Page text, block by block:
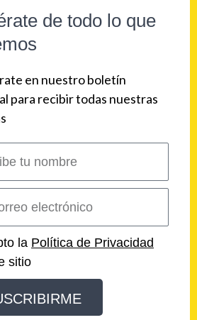
Beat Contenidos
y Política de Privacidad
de Cookies
la mejor experiencia en esta
todo", acepta el uso de TODAS
visita nuestra
de todo lo que
en nuestro boletín
para recibir todas nuestras
la Política de Privacidad
sitio